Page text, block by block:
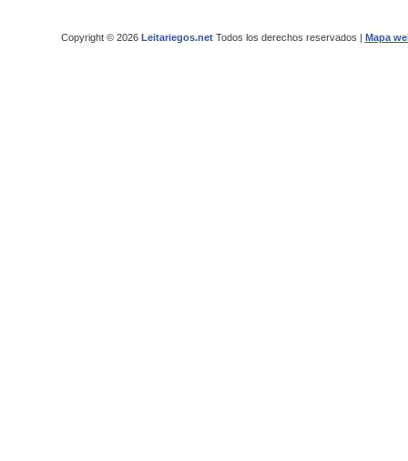
Copyright © 2026 Leitariegos.netTodos los derechos reservados | Mapa